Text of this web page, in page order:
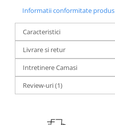
Informatii conformitate produs
Caracteristici
Livrare si retur
Intretinere Camasi
Review-uri(1)